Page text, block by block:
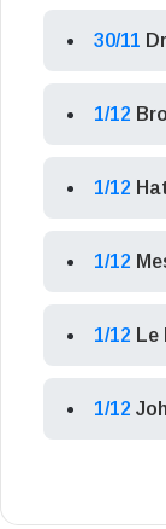
30/11
1/12
1/12
1/12
1/12 Le
1/12